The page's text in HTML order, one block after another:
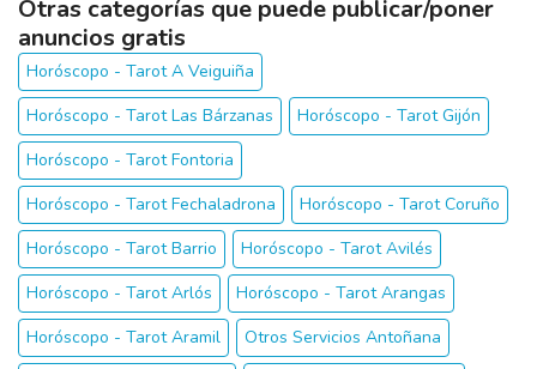
Otras categorías que puede publicar/poner
anuncios gratis
Horóscopo - Tarot A Veiguiña
Horóscopo - Tarot Las Bárzanas
Horóscopo - Tarot Gijón
Horóscopo - Tarot Fontoria
Horóscopo - Tarot Fechaladrona
Horóscopo - Tarot Coruño
Horóscopo - Tarot Barrio
Horóscopo - Tarot Avilés
Horóscopo - Tarot Arlós
Horóscopo - Tarot Arangas
Horóscopo - Tarot Aramil
Otros Servicios Antoñana